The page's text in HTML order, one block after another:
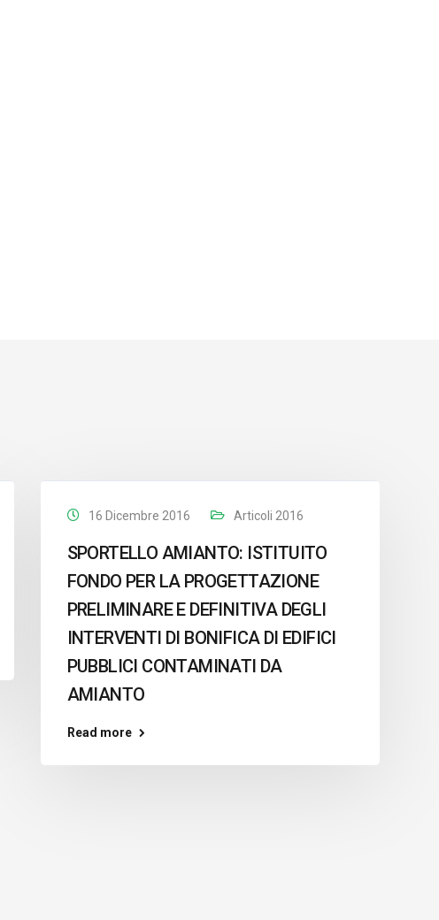
16 Dicembre 2016 Articoli 2016
SPORTELLO AMIANTO: ISTITUITO
FONDO PER LA PROGETTAZIONE
PRELIMINARE E DEFINITIVA DEGLI
INTERVENTI DI BONIFICA DI EDIFICI
PUBBLICI CONTAMINATI DA
AMIANTO
Read more